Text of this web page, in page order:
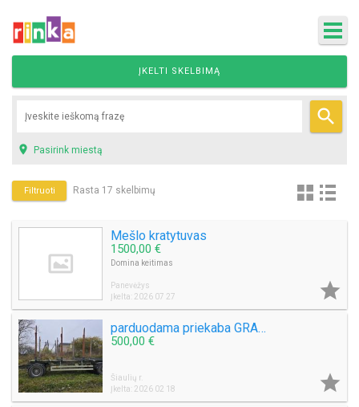
ĮKELTI SKELBIMĄ

 Pasirink miestą
Filtruoti Rasta 17 skelbimų
Mešlo kratytuvas
1500,00 €
Domina keitimas
Panevėžys
Įkelta: 2026 07 27

parduodama priekaba GRAAF
500,00 €
Šiaulių r.
Įkelta: 2026 02 18
